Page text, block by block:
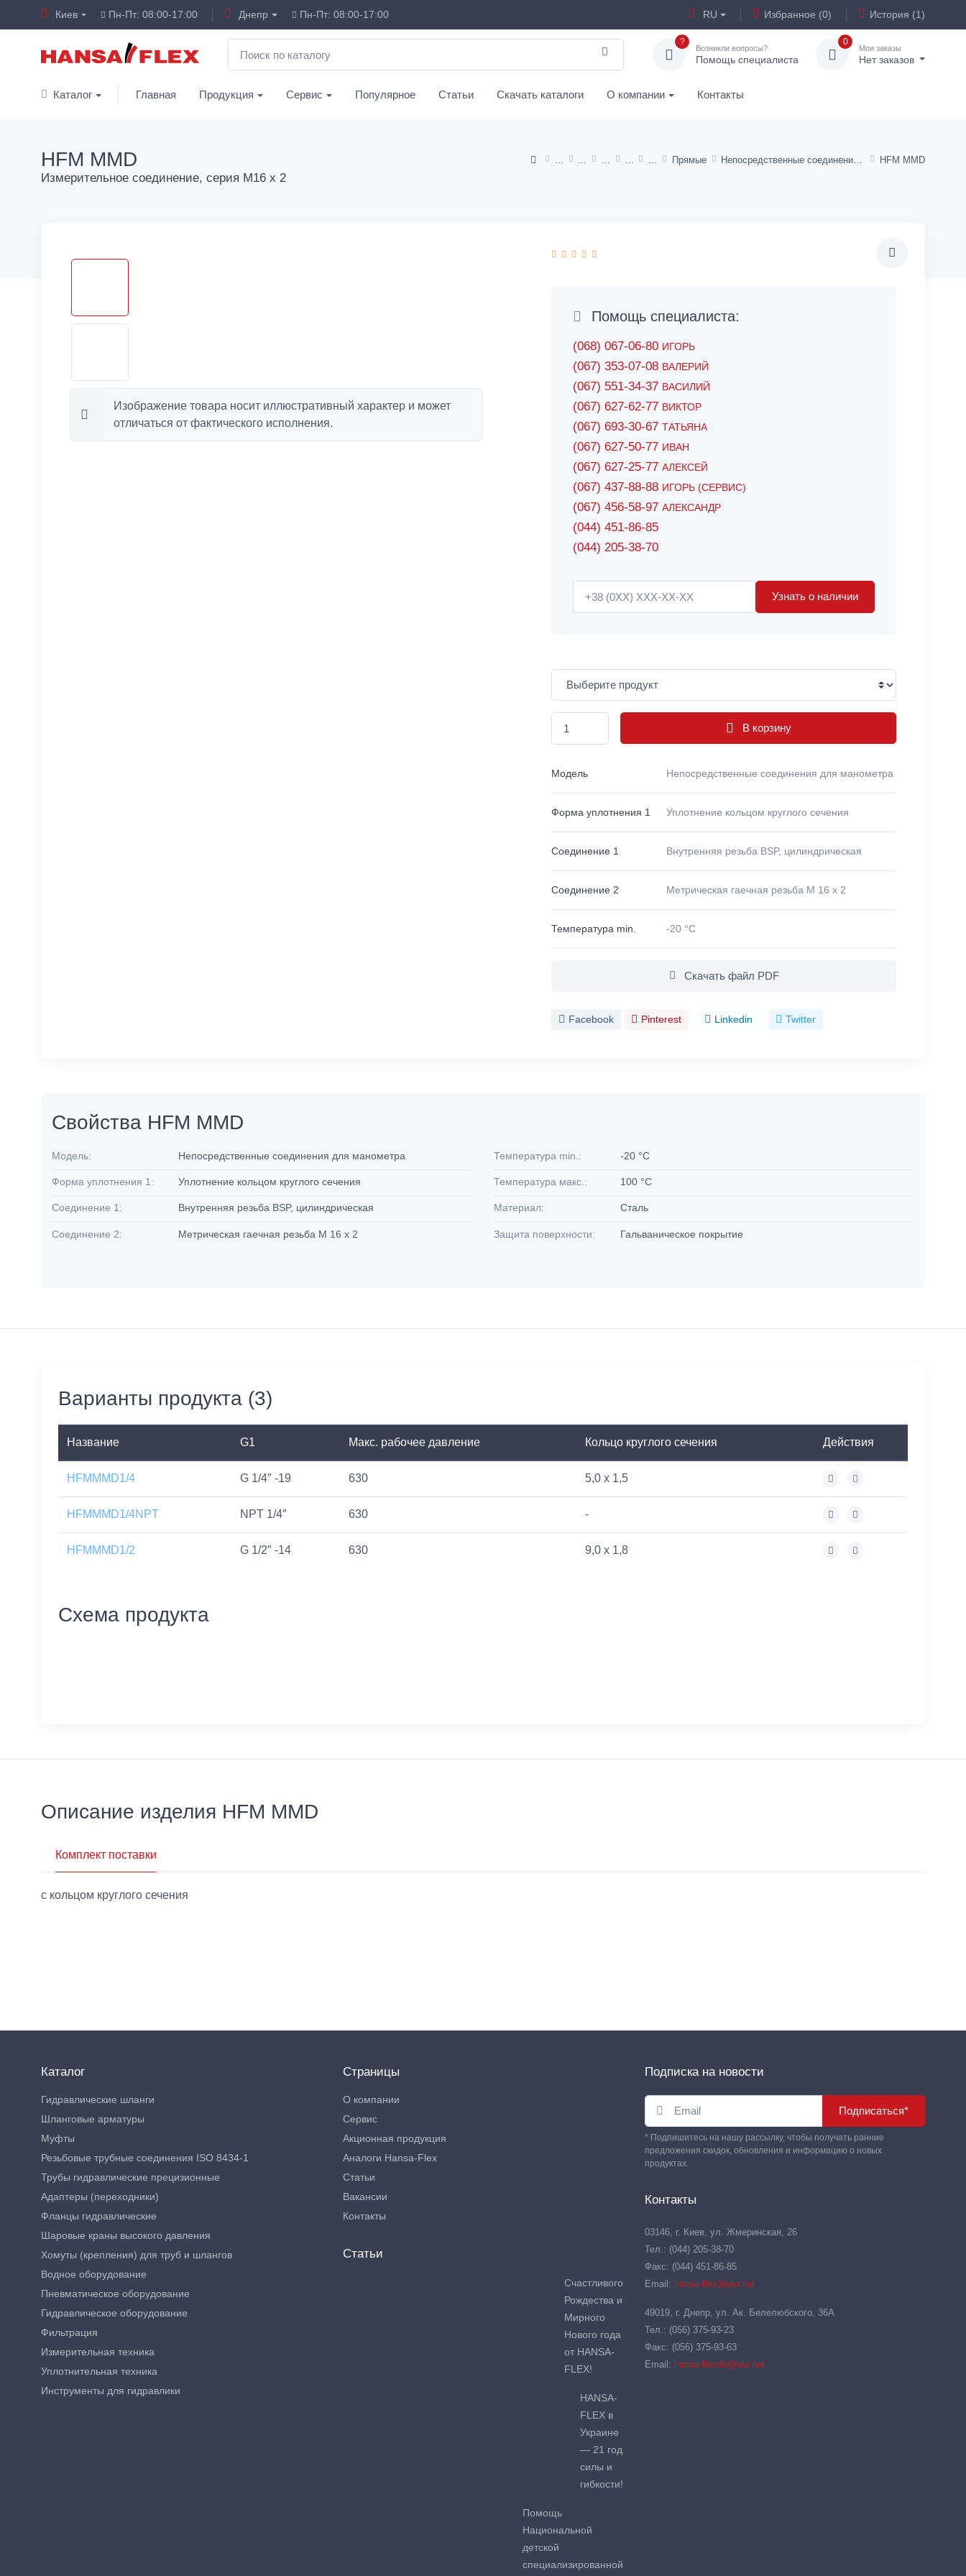
Киев Пн-Пт: 08:00-17:00 Днепр Пн-Пт: 08:00-17:00 RU Избранное (0) История (1)
?
Возникли вопросы?
Помощь специалиста
0
Мои заказы
Нет заказов
Каталог Главная Продукция Сервис Популярное Статьи Скачать каталоги О компании Контакты
Прямые Непосредственные соединения для манометра HFM MMD
HFM MMD
Измерительное соединение, серия M16 x 2
Изображение товара носит иллюстративный характер и может
отличаться от фактического исполнения.
Помощь специалиста:
(068) 067-06-80 ИГОРЬ
(067) 353-07-08 ВАЛЕРИЙ
(067) 551-34-37 ВАСИЛИЙ
(067) 627-62-77 ВИКТОР
(067) 693-30-67 ТАТЬЯНА
(067) 627-50-77 ИВАН
(067) 627-25-77 АЛЕКСЕЙ
(067) 437-88-88 ИГОРЬ (СЕРВИС)
(067) 456-58-97 АЛЕКСАНДР
(044) 451-86-85
(044) 205-38-70
Узнать о наличии
В корзину
Модель Непосредственные соединения для манометра
Форма уплотнения 1 Уплотнение кольцом круглого сечения
Соединение 1 Внутренняя резьба BSP, цилиндрическая
Соединение 2 Метрическая гаечная резьба M 16 x 2
Температура min. -20 °C
Скачать файл PDF
Facebook Pinterest Linkedin Twitter
Свойства HFM MMD
Модель: Непосредственные соединения для манометра
Форма уплотнения 1: Уплотнение кольцом круглого сечения
Соединение 1: Внутренняя резьба BSP, цилиндрическая
Соединение 2: Метрическая гаечная резьба M 16 x 2
Температура min.: -20 °C
Температура макс.: 100 °C
Материал: Сталь
Защита поверхности: Гальваническое покрытие
Варианты продукта (3)
Название G1 Макс. рабочее давление Кольцо круглого сечения Действия
HFMMMD1/4 G 1/4″ -19 630 5,0 x 1,5
HFMMMD1/4NPT NPT 1/4″ 630 -
HFMMMD1/2 G 1/2″ -14 630 9,0 x 1,8
Схема продукта
Описание изделия HFM MMD
Комплект поставки
с кольцом круглого сечения
Каталог
Гидравлические шланги
Шланговые арматуры
Муфты
Резьбовые трубные соединения ISO 8434-1
Трубы гидравлические прецизионные
Адаптеры (переходники)
Фланцы гидравлические
Шаровые краны высокого давления
Хомуты (крепления) для труб и шлангов
Водное оборудование
Пневматическое оборудование
Гидравлическое оборудование
Фильтрация
Измерительная техника
Уплотнительная техника
Инструменты для гидравлики
Страницы
О компании
Сервис
Акционная продукция
Аналоги Hansa-Flex
Статьи
Вакансии
Контакты
Статьи
Счастливого
Рождества и
Мирного
Нового года
от HANSA-
FLEX!
HANSA-
FLEX в
Украине
— 21 год
силы и
гибкости!
Помощь
Национальной
детской
специализированной
Подписка на новости
Подписаться*
* Подпишитесь на нашу рассылку, чтобы получать ранние
предложения скидок, обновления и информацию о новых
продуктах.
Контакты
03146, г. Киев, ул. Жмеринская, 26
Тел.: (044) 205-38-70
Факс: (044) 451-86-85
Email: hansa-flex@ukr.net
49019, г. Днепр, ул. Ак. Белелюбского, 36А
Тел.: (056) 375-93-23
Факс: (056) 375-93-63
Email: hansa-flexdn@ukr.net